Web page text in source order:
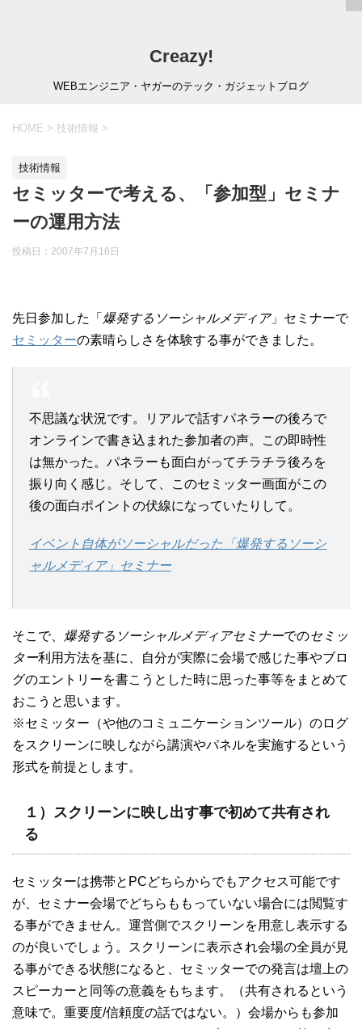
Creazy!
WEBエンジニア・ヤガーのテック・ガジェットブログ
HOME > 技術情報 >
技術情報
セミッターで考える、「参加型」セミナ
ーの運用方法
投稿日： 2007年7月16日
先日参加した「 爆発するソーシャルメディア」セミナーで
セミッターの素晴らしさを体験する事ができました。
不思議な状況です。リアルで話すパネラーの後ろで
オンラインで書き込まれた参加者の声。この即時性
は無かった。パネラーも面白がってチラチラ後ろを
振り向く感じ。そして、このセミッター画面がこの
後の面白ポイントの伏線になっていたりして。
イベント自体がソーシャルだった「爆発するソーシ
ャルメディア」セミナー
そこで、 爆発するソーシャルメディアセミナーでのセミッ
ター利用方法を基に、自分が実際に会場で感じた事やブロ
グのエントリーを書こうとした時に思った事等をまとめて
おこうと思います。
※セミッター（や他のコミュニケーションツール）のログ
をスクリーンに映しながら講演やパネルを実施するという
形式を前提とします。
１）スクリーンに映し出す事で初めて共有され
る
セミッターは携帯とPCどちらからでもアクセス可能です
が、セミナー会場でどちらももっていない場合には閲覧す
る事ができません。運営側でスクリーンを用意し表示する
のが良いでしょう。スクリーンに表示され会場の全員が見
る事ができる状態になると、セミッターでの発言は壇上の
スピーカーと同等の意義をもちます。（共有されるという
意味で。重要度/信頼度の話ではない。）会場からも参加